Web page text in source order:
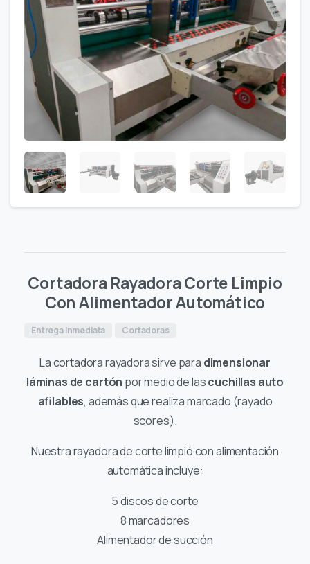
Cortadora Rayadora Corte Limpio
Con Alimentador Automático
Entrega Inmediata Cortadoras
La cortadora rayadora sirve para dimensionar
láminas de cartón por medio de lascuchillas auto
afilables, además que realiza marcado (rayado
scores).
Nuestra rayadora de corte limpió con alimentación
automática incluye:
5 discos de corte
8 marcadores
Alimentador de succión